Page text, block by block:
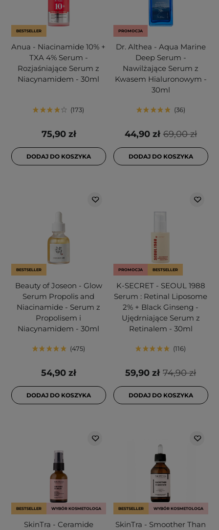
BESTSELLER
Anua - Niacinamide 10% +
TXA 4% Serum -
Rozjaśniające Serum z
Niacynamidem - 30ml
173
75,90 zł
DODAJ DO KOSZYKA
PROMOCJA
Dr. Althea - Aqua Marine
Deep Serum -
Nawilżające Serum z
Kwasem Hialuronowym -
30ml
36
69,00 zł
44,90 zł
DODAJ DO KOSZYKA
BESTSELLER
Beauty of Joseon - Glow
Serum Propolis and
Niacinamide - Serum z
Propolisem i
Niacynamidem - 30ml
475
54,90 zł
DODAJ DO KOSZYKA
PROMOCJA BESTSELLER
K-SECRET - SEOUL 1988
Serum : Retinal Liposome
2% + Black Ginseng -
Ujędrniające Serum z
Retinalem - 30ml
116
74,90 zł
59,90 zł
DODAJ DO KOSZYKA
BESTSELLER WYBÓR KOSMETOLOGA
SkinTra - Ceramide
BESTSELLER WYBÓR KOSMETOLOGA
SkinTra - Smoother Than